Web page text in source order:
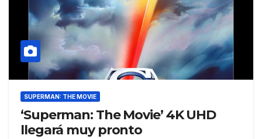
SUPERMAN: THE MOVIE
‘Superman: The Movie’ 4K UHD
llegará muy pronto